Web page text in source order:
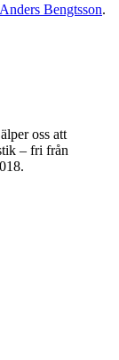
Anders Bengtsson.
oss att
– fri från